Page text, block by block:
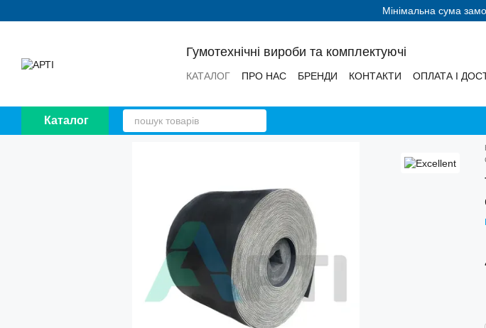
Мінімальна сума
Гумотехнічні вироби та комплектуючі
КАТАЛОГ ПРО НАС БРЕНДИ КОНТАКТИ
ОПЛАТА І
Каталог